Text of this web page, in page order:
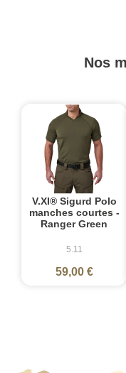
Nos
V.XI® Sigurd Polo
manches courtes -
Ranger Green
5.11
59,00 €